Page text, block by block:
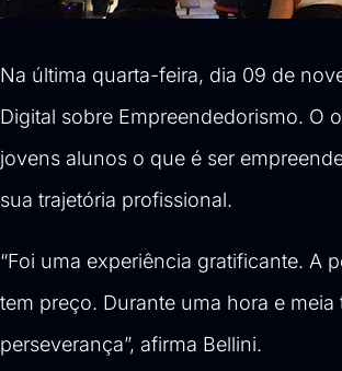
Na última quarta-feira, dia 09 de
Digital sobre Empreendedorismo. O
jovens alunos o que é ser
sua trajetória profissional.
“Foi uma experiência gratificante. A
tem preço. Durante uma hora e
perseverança”, afirma Bellini.